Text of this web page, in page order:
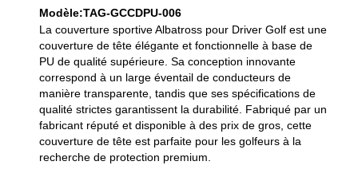
Modèle:TAG-GCCDPU-006
La couverture sportive Albatross pour Driver Golf est une
couverture de tête élégante et fonctionnelle à base de
PU de qualité supérieure. Sa conception innovante
correspond à un large éventail de conducteurs de
manière transparente, tandis que ses spécifications de
qualité strictes garantissent la durabilité. Fabriqué par un
fabricant réputé et disponible à des prix de gros, cette
couverture de tête est parfaite pour les golfeurs à la
recherche de protection premium.